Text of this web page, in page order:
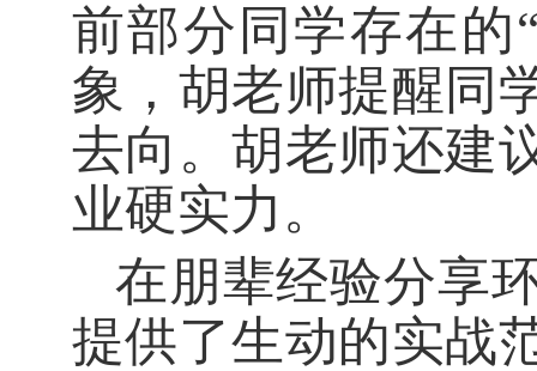
前部分同学存在的
象，胡老师提醒同
去向。胡老师还建
业硬实力。
在朋辈经验分享
提供了生动的实战